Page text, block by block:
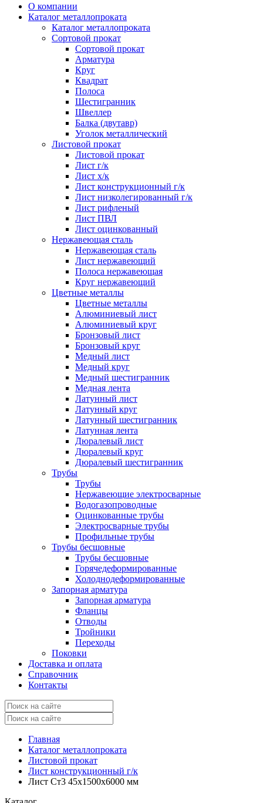
О компании
Каталог металлопроката
Каталог металлопроката
Сортовой прокат
Сортовой прокат
Арматура
Круг
Квадрат
Полоса
Шестигранник
Швеллер
Балка (двутавр)
Уголок металлический
Листовой прокат
Листовой прокат
Лист г/к
Лист х/к
Лист конструкционный г/к
Лист низколегированный г/к
Лист рифленый
Лист ПВЛ
Лист оцинкованный
Нержавеющая сталь
Нержавеющая сталь
Лист нержавеющий
Полоса нержавеющая
Круг нержавеющий
Цветные металлы
Цветные металлы
Алюминиевый лист
Алюминиевый круг
Бронзовый лист
Бронзовый круг
Медный лист
Медный круг
Медный шестигранник
Медная лента
Латунный лист
Латунный круг
Латунный шестигранник
Латунная лента
Дюралевый лист
Дюралевый круг
Дюралевый шестигранник
Трубы
Трубы
Нержавеющие электросварные
Водогазопроводные
Оцинкованные трубы
Электросварные трубы
Профильные трубы
Трубы бесшовные
Трубы бесшовные
Горячедеформированные
Холоднодеформированные
Запорная арматура
Запорная арматура
Фланцы
Отводы
Тройники
Переходы
Поковки
Доставка и оплата
Справочник
Контакты
Главная
Каталог металлопроката
Листовой прокат
Лист конструкционный г/к
Лист Ст3 45x1500x6000 мм